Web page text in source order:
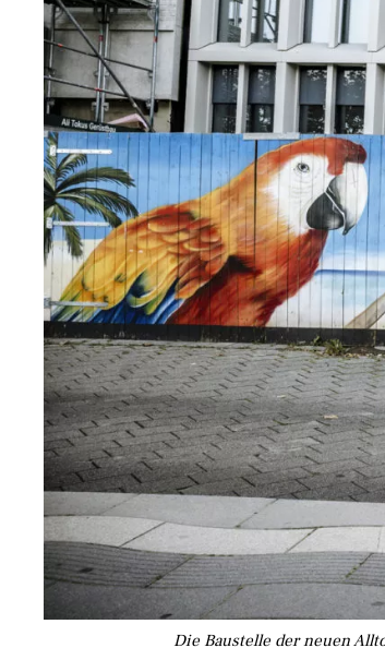
Die Baustelle der neuen